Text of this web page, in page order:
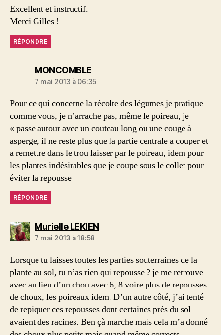
Excellent et instructif.
Merci Gilles !
RÉPONDRE
MONCOMBLEdit :
7 mai 2013 à 06:35
Pour ce qui concerne la récolte des légumes je pratique
comme vous, je n’arrache pas, même le poireau, je
« passe autour avec un couteau long ou une couge à
asperge, il ne reste plus que la partie centrale a couper et
a remettre dans le trou laisser par le poireau, idem pour
les plantes indésirables que je coupe sous le collet pour
éviter la repousse
RÉPONDRE
Murielle LEKIENdit :
7 mai 2013 à 18:58
Lorsque tu laisses toutes les parties souterraines de la
plante au sol, tu n’as rien qui repousse ? je me retrouve
avec au lieu d’un chou avec 6, 8 voire plus de repousses
de choux, les poireaux idem. D’un autre côté, j’ai tenté
de repiquer ces repousses dont certaines près du sol
avaient des racines. Ben çà marche mais cela m’a donné